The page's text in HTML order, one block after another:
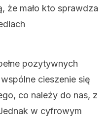
że mało kto sprawdza
pozytywnych
cieszenie się
co należy do nas, z
w cyfrowym